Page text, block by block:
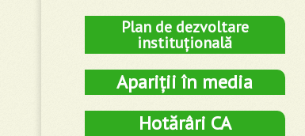
Plan de dezvoltare
instituțională
Apariții în media
Hotărâri CA